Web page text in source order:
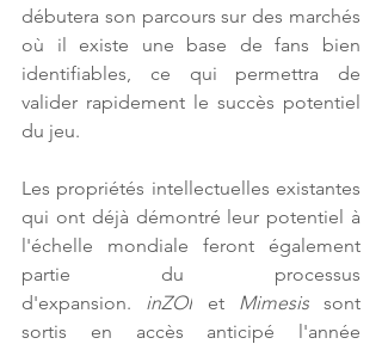
débutera son parcours sur des marchés
où il existe une base de fans bien
identifiables, ce qui permettra de
valider rapidement le succès potentiel
du jeu.
Les propriétés intellectuelles existantes
qui ont déjà démontré leur potentiel à
l'échelle mondiale feront également
partie du processus
d'expansion. inZOI et Mimesis sont
sortis en accès anticipé l'année